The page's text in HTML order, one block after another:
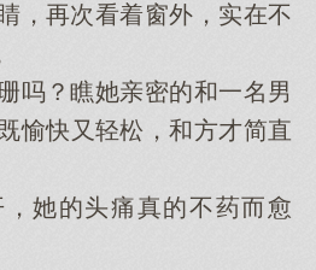
再次看着窗外，实在不
？瞧她亲密的和一名男
愉快又轻松，和方才简直
她的头痛真的不药而愈